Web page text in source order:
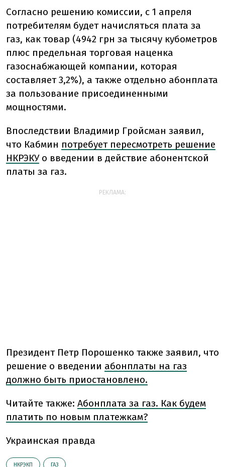
Согласно решению комиссии, с 1 апреля
потребителям будет начисляться плата за
газ, как товар (4942 грн за тысячу кубометров
плюс предельная торговая наценка
газоснабжающей компании, которая
составляет 3,2%), а также отдельно абонплата
за пользование присоединенными
мощностями.
Впоследствии Владимир Гройсман заявил,
что Кабмин потребует пересмотреть решение
НКРЭКУо введении в действие абонентской
платы за газ.
РЕКЛАМА:
Президент Петр Порошенко также заявил, что
решение о введении абонплаты на газ
должно быть приостановлено.
Читайте также: Абонплата за газ. Как будем
платить по новым платежкам?
Украинская правда
НКРЭКП ГАЗ